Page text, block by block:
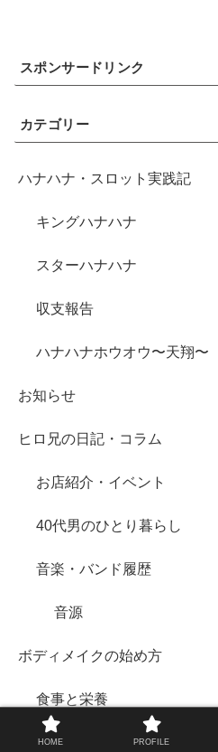
スポンサードリンク
カテゴリー
ハナハナ・スロット実践記
キングハナハナ
スターハナハナ
収支報告
ハナハナホウオウ〜天翔〜
お知らせ
ヒロ兄の日記・コラム
お店紹介・イベント
40代男のひとり暮らし
音楽・バンド履歴
音源
ボディメイクの始め方
食事と栄養
筋トレメニュー
HOME PROFILE